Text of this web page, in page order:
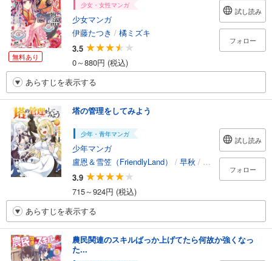
無料あり
少女・女性マンガ
少女マンガ
伊藤たつき / 橘ミズキ
3.5
0～880円 (税込)
試し読み
フォロー
あらすじを表示する
塔の管理をしてみよう
少年・青年マンガ
少年マンガ
盧恩＆雪笠（FriendlyLand）
/ 早秋 / 雨神
3.9
715～924円 (税込)
試し読み
フォロー
あらすじを表示する
農民関連のスキルばっか上げてたら何故か強くなっ
た...